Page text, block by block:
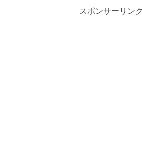
スポンサーリンク